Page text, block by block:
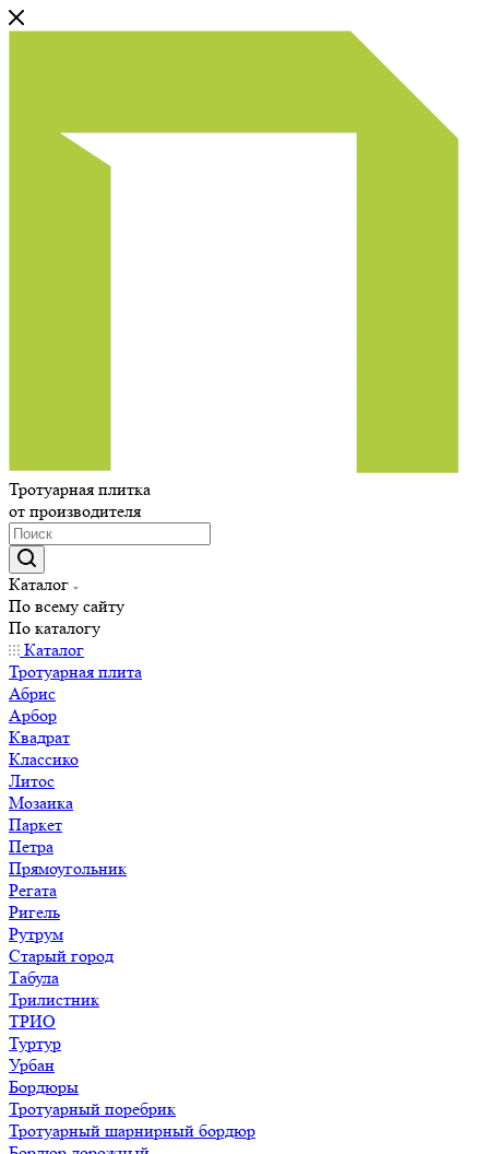
Тротуарная плитка
от производителя
Каталог
По всему сайту
По каталогу
Каталог
Тротуарная плита
Абрис
Арбор
Квадрат
Классико
Литос
Мозаика
Паркет
Петра
Прямоугольник
Регата
Ригель
Рутрум
Старый город
Табула
Трилистник
ТРИО
Туртур
Урбан
Бордюры
Тротуарный поребрик
Тротуарный шарнирный бордюр